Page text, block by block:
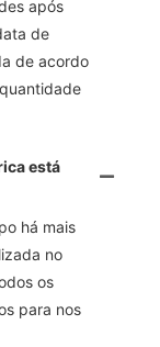
após
de
de acordo
está
há mais
no
os
para nos